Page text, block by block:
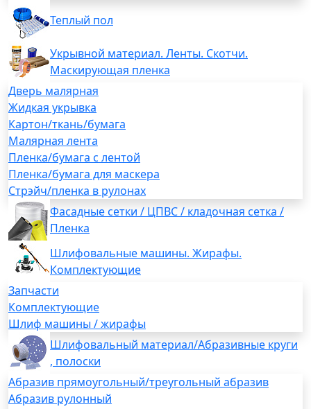
Теплый пол
Укрывной материал. Ленты. Скотчи.
Маскирующая пленка
Дверь малярная
Жидкая укрывка
Картон/ткань/бумага
Малярная лента
Пленка/бумага с лентой
Пленка/бумага для маскера
Стрэйч/пленка в рулонах
Фасадные сетки / ЦПВС / кладочная сетка /
Пленка
Шлифовальные машины. Жирафы.
Комплектующие
Запчасти
Комплектующие
Шлиф машины / жирафы
Шлифовальный материал/Абразивные круги
, полоски
Абразив прямоугольный/треугольный абразив
Абразив рулонный